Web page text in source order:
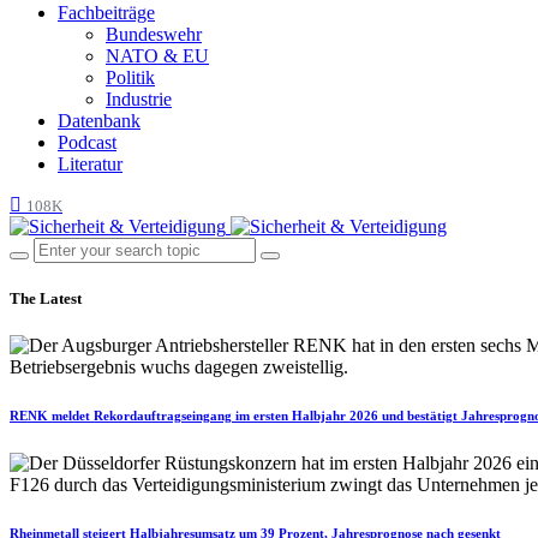
Fachbeiträge
Bundeswehr
NATO & EU
Politik
Industrie
Datenbank
Podcast
Literatur
108K
The Latest
RENK meldet Rekordauftragseingang im ersten Halbjahr 2026 und bestätigt
Rheinmetall steigert Halbjahresumsatz um 39 Prozent, Jahresprognose nach gesenkt